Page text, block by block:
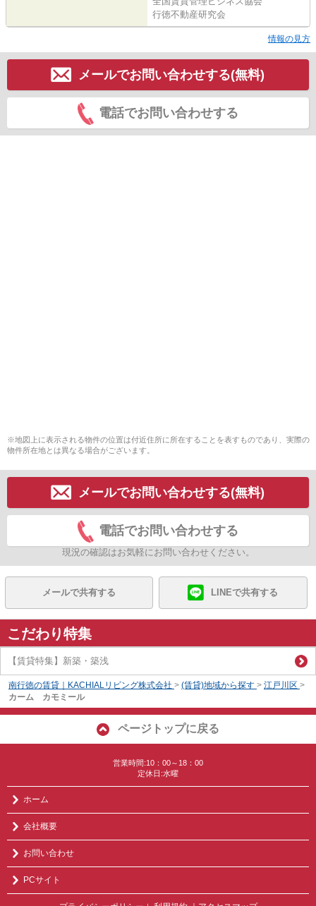
行徳不動産研究会
情報の見方
メールでお問い合わせする(無料)
電話でお問い合わせする
※地図上に表示される物件の位置は付近住所に所在することを表すものであり、実際の
物件所在地とは異なる場合がございます。
メールでお問い合わせする(無料)
電話でお問い合わせする
現況の確認はお気軽にお問い合わせください。
メールで共有する LINEで共有する
こだわり特集
【賃貸特集】新築・築浅
南行徳の賃貸｜KACHIALリビング株式会社 > (賃貸)地域から探す > 江戸川区 >
カーム カモミール
ページトップに戻る
営業時間:10：00～18：00
定休日:水曜
ホーム
会社概要
お問い合わせ
PCサイト